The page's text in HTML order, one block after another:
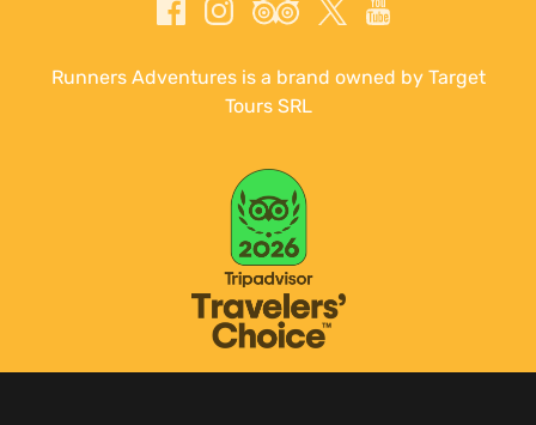
Runners Adventures is a brand owned by Target
Tours SRL